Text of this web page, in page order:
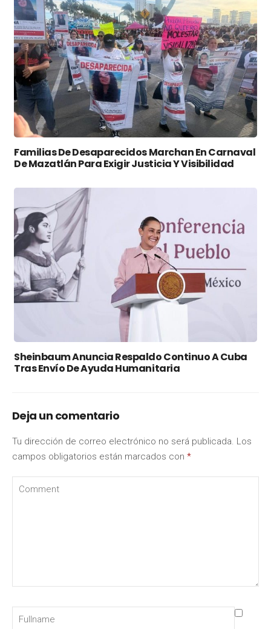
Familias De Desaparecidos Marchan En Carnaval
De Mazatlán Para Exigir Justicia Y Visibilidad
Sheinbaum Anuncia Respaldo Continuo A Cuba
Tras Envío De Ayuda Humanitaria
Deja un comentario
Tu dirección de correo electrónico no será publicada. Los
campos obligatorios están marcados con *